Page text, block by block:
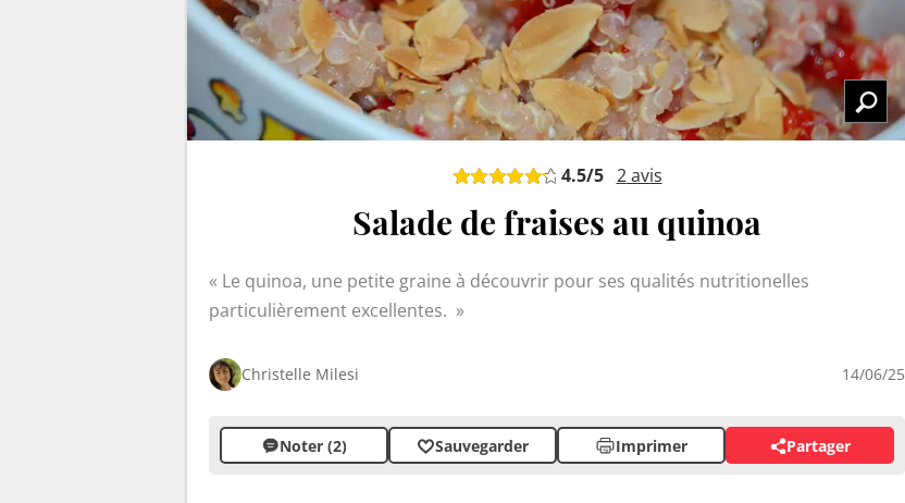
4.5/5 2avis
Salade de fraises au quinoa
Le quinoa, une petite graine à découvrir pour ses qualités nutritionelles
particulièrement excellentes.
Christelle Milesi 14/06/25
Noter (2) Sauvegarder Imprimer Partager